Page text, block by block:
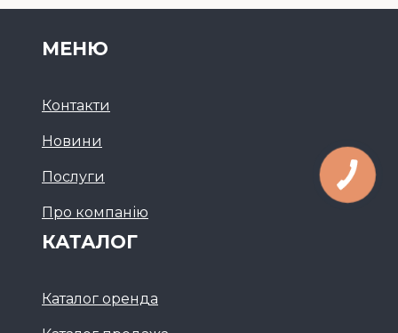
МЕНЮ
Контакти
Новини
Послуги
Про компанію
КАТАЛОГ
Каталог оренда